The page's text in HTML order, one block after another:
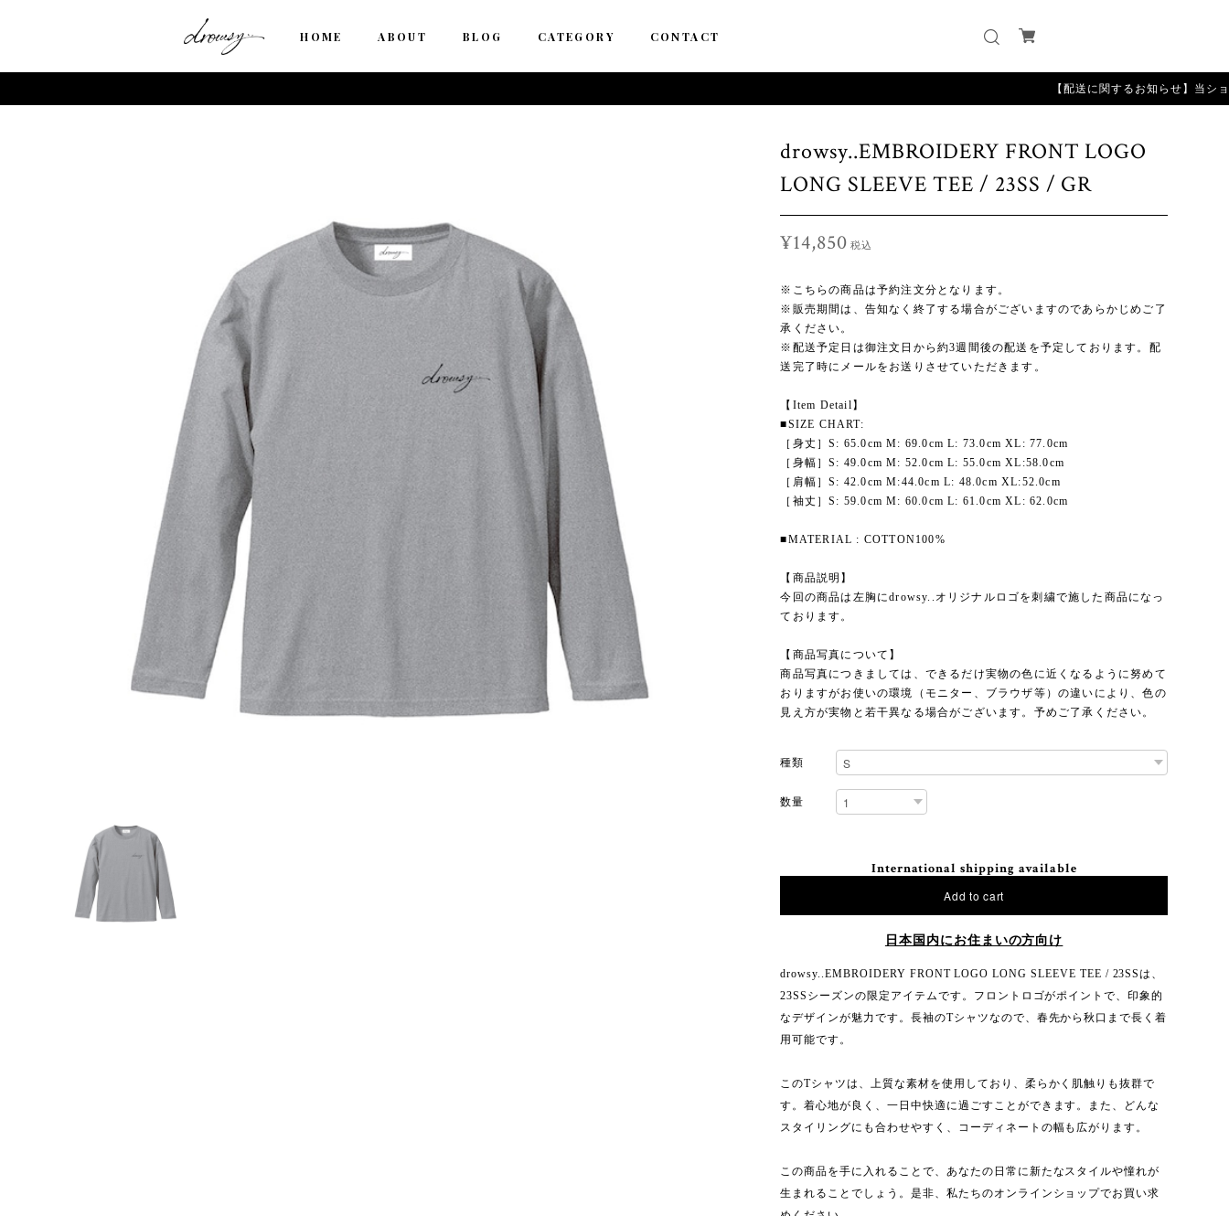
HOME ABOUT BLOG CATEGORY CONTACT
【配送に関するお知らせ】当ショップは受
drowsy..EMBROIDERY FRONT LOGO
LONG SLEEVE TEE / 23SS / GR
¥14,850 税込
※こちらの商品は予約注文分となります。
※販売期間は、告知なく終了する場合がございますのであらかじめご了
承ください。
※配送予定日は御注文日から約3週間後の配送を予定しております。配
送完了時にメールをお送りさせていただきます。
【Item Detail】
■SIZE CHART:
［身丈］S: 65.0cm M: 69.0cm L: 73.0cm XL: 77.0cm
［身幅］S: 49.0cm M: 52.0cm L: 55.0cm XL:58.0cm
［肩幅］S: 42.0cm M:44.0cm L: 48.0cm XL:52.0cm
［袖丈］S: 59.0cm M: 60.0cm L: 61.0cm XL: 62.0cm
■MATERIAL : COTTON100%
【商品説明】
今回の商品は左胸にdrowsy..オリジナルロゴを刺繍で施した商品になっ
ております。
【商品写真について】
商品写真につきましては、できるだけ実物の色に近くなるように努めて
おりますがお使いの環境（モニター、ブラウザ等）の違いにより、色の
見え方が実物と若干異なる場合がございます。予めご了承ください。
種類
数量
International shipping available
Add to cart
日本国内にお住まいの方向け
drowsy..EMBROIDERY FRONT LOGO LONG SLEEVE TEE / 23SSは、
23SSシーズンの限定アイテムです。フロントロゴがポイントで、印象的
なデザインが魅力です。長袖のTシャツなので、春先から秋口まで長く着
用可能です。
このTシャツは、上質な素材を使用しており、柔らかく肌触りも抜群で
す。着心地が良く、一日中快適に過ごすことができます。また、どんな
スタイリングにも合わせやすく、コーディネートの幅も広がります。
この商品を手に入れることで、あなたの日常に新たなスタイルや憧れが
生まれることでしょう。是非、私たちのオンラインショップでお買い求